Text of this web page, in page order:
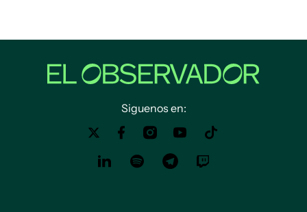
Siguenos en: